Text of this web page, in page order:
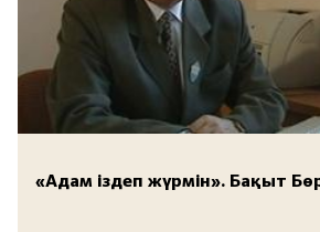
«Адам іздеп жүрмін». Бақыт